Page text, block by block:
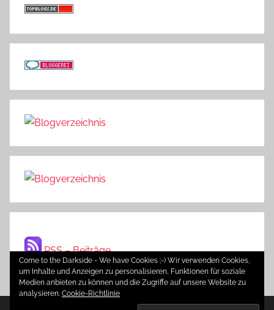
RSS – Beiträge
Come to the Darkside - We have Cookies ;-) Wir verwenden Cookies,
um Inhalte und Anzeigen zu personalisieren, Funktionen für soziale
Medien anbieten zu können und die Zugriffe auf unsere Website zu
analysieren. Cookie-Richtlinie